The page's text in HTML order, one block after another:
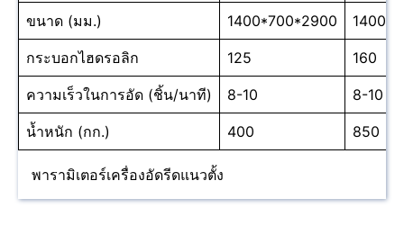
ขนาด (มม.) 1400*700*2900
กระบอกไฮดรอลิก 125 160
ความเร็วในการอัด (ชิ้น/นาที) 8-10 8-10
น้ำหนัก (กก.) 400 850
พารามิเตอร์เครื่องอัดรีดแนวตั้ง